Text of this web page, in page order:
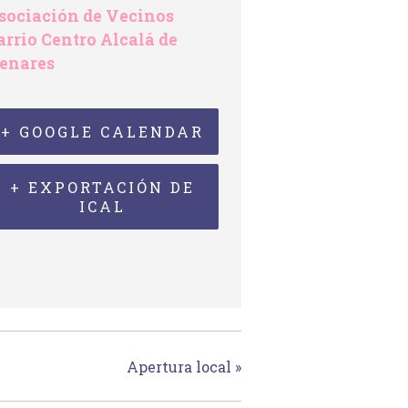
de Vecinos
Centro Alcalá de
+ GOOGLE CALENDAR
+ EXPORTACIÓN DE
ICAL
Apertura local »